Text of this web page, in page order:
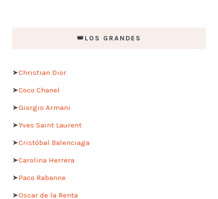
👑LOS GRANDES
➤Christian Dior
➤Coco Chanel
➤Giorgio Armani
➤Yves Saint Laurent
➤Cristóbal Balenciaga
➤Carolina Herrera
➤Paco Rabanne
➤Oscar de la Renta